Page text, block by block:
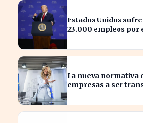
Estados Unidos
23.000 empleos por
La nueva normativa
empresas a ser
en puestos similares